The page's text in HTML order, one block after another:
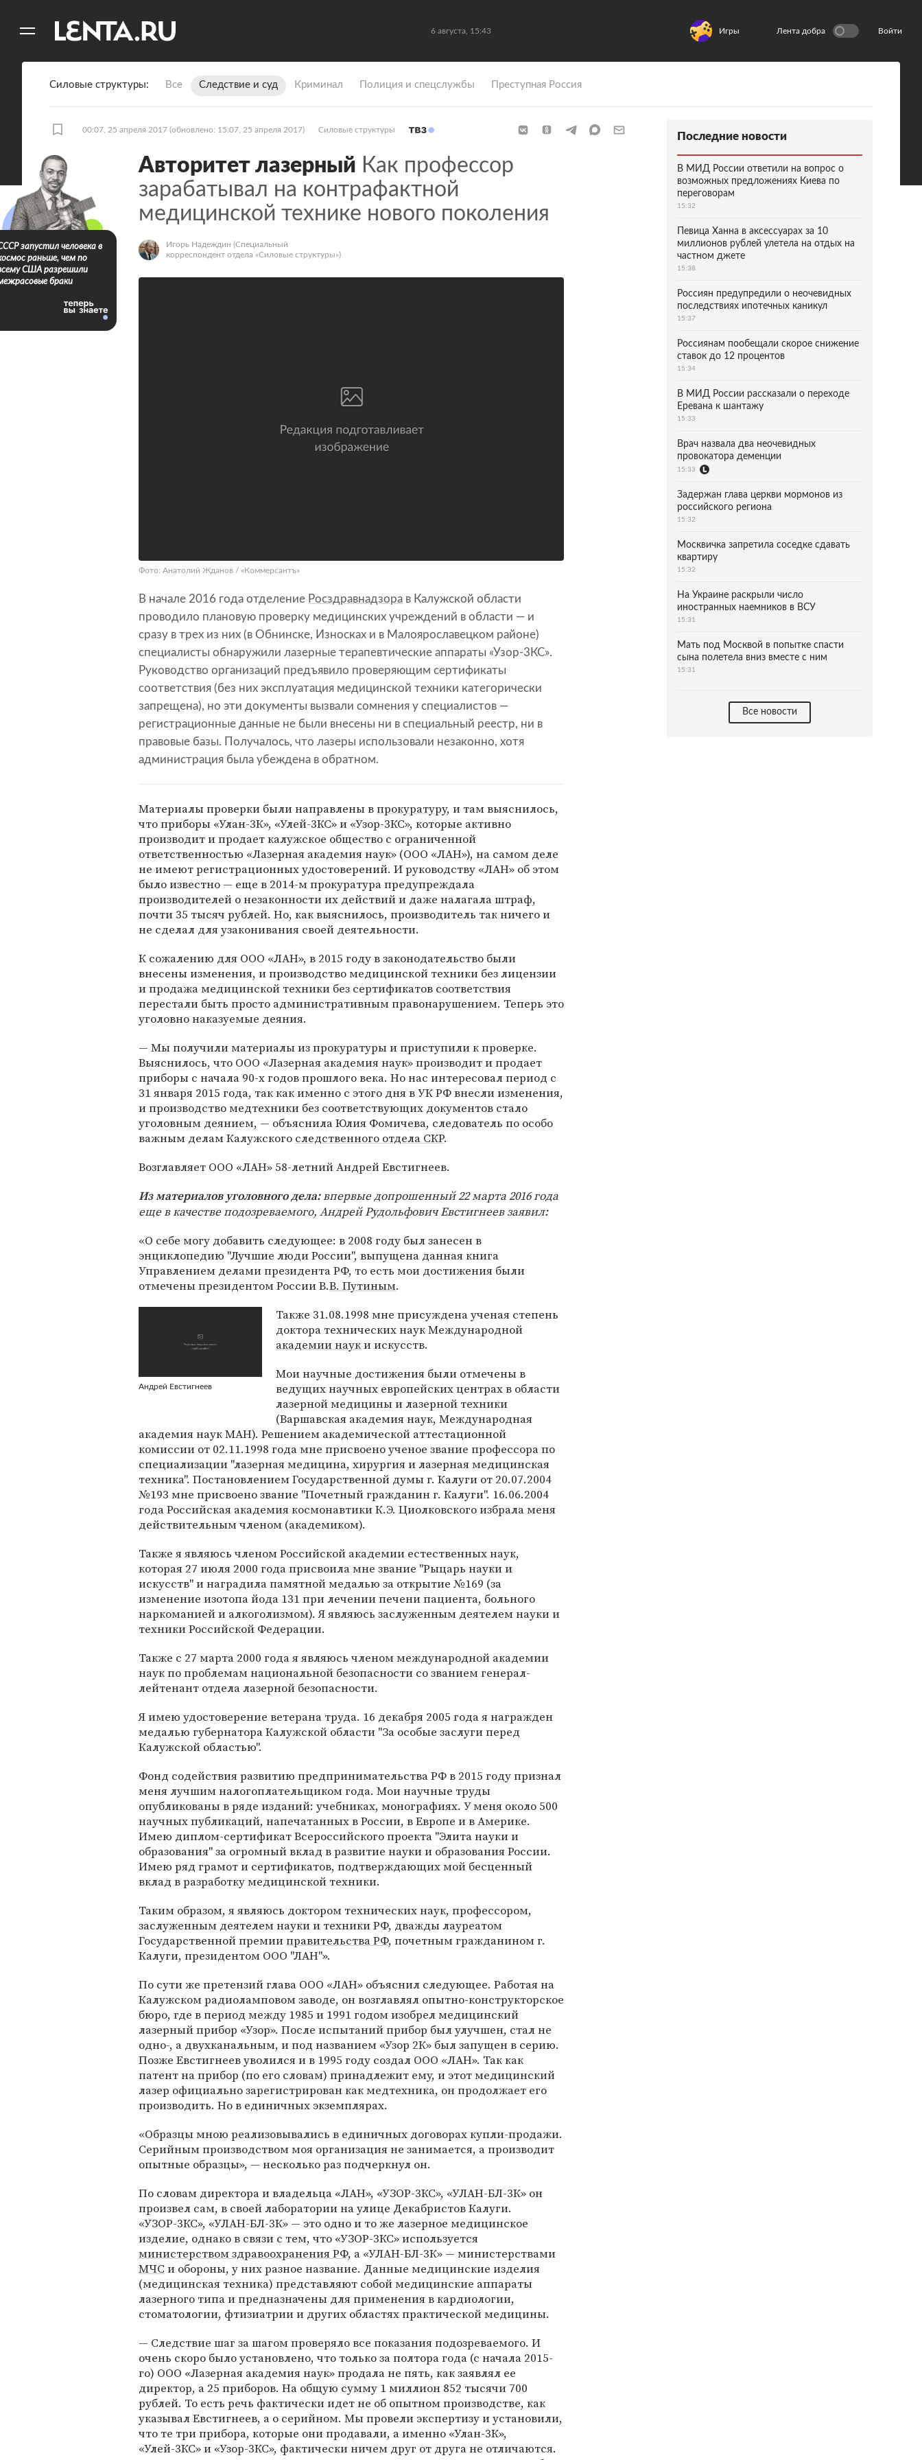
6 августа, 15:43 Игры Лента добра Войти
Силовые структуры Все Следствие и суд Криминал Полиция и спецслужбы Преступная Россия
00:07, 25 апреля 2017 (обновлено: 15:07, 25 апреля 2017) Силовые структуры
Авторитет лазерный Как профессор
зарабатывал на контрафактной
медицинской технике нового поколения
Игорь Надеждин (Специальный
корреспондент отдела «Силовые структуры»)
Фото: Анатолий Жданов / «Коммерсантъ»
В начале 2016 года отделение Росздравнадзора в Калужской области
проводило плановую проверку медицинских учреждений в области — и
сразу в трех из них (в Обнинске, Износках и в Малоярославецком районе)
специалисты обнаружили лазерные терапевтические аппараты «Узор-3КС».
Руководство организаций предъявило проверяющим сертификаты
соответствия (без них эксплуатация медицинской техники категорически
запрещена), но эти документы вызвали сомнения у специалистов —
регистрационные данные не были внесены ни в специальный реестр, ни в
правовые базы. Получалось, что лазеры использовали незаконно, хотя
администрация была убеждена в обратном.
Материалы проверки были направлены впрокуратуру, и там выяснилось,
что приборы «Улан-3К», «Улей-3КС» и «Узор-3КС», которые активно
производит и продает калужское общество с ограниченной
ответственностью «Лазерная академия наук» (ООО «ЛАН»), на самом деле
не имеют регистрационных удостоверений. И руководству «ЛАН» об этом
было известно — еще в 2014-м прокуратура предупреждала
производителей о незаконности их действий и даже налагала штраф,
почти 35 тысяч рублей. Но, как выяснилось, производитель так ничего и
не сделал для узаконивания своей деятельности.
К сожалению для ООО «ЛАН», в 2015 году в законодательство были
внесены изменения, и производство медицинской техники без лицензии
и продажа медицинской техники без сертификатов соответствия
перестали быть просто административным правонарушением. Теперь это
уголовно наказуемые деяния.
— Мы получили материалы из прокуратуры и приступили к проверке.
Выяснилось, что ООО «Лазерная академия наук» производит и продает
приборы с начала 90-х годов прошлого века. Но нас интересовал период с
31 января 2015 года, так как именно с этого дня в УК РФ внесли изменения,
и производство медтехники без соответствующих документов стало
уголовным деянием, — объяснила Юлия Фомичева, следователь по особо
важным делам Калужского следственного отдела СКР.
Возглавляет ООО «ЛАН» 58-летний Андрей Евстигнеев.
Из материалов уголовного дела: впервые допрошенный 22 марта 2016 года
еще в качестве подозреваемого, Андрей Рудольфович Евстигнеев заявил:
«О себе могу добавить следующее: в 2008 году был занесен в
энциклопедию "Лучшие люди России", выпущена данная книга
Управлением делами президента РФ, то есть мои достижения были
отмечены президентом России В.В. Путиным.
Андрей Евстигнеев
Также 31.08.1998 мне присуждена ученая степень
доктора технических наук Международной
академии науки искусств.
Мои научные достижения были отмечены в
ведущих научных европейских центрах в области
лазерной медицины и лазерной техники
(Варшавская академия наук, Международная
академия наук МАН). Решением академической аттестационной
комиссии от 02.11.1998 года мне присвоено ученое звание профессора по
специализации "лазерная медицина, хирургия и лазерная медицинская
техника". Постановлением Государственной думы г. Калуги от 20.07.2004
№193 мне присвоено звание "Почетный гражданин г. Калуги". 16.06.2004
года Российская академия космонавтики К.Э. Циолковского избрала меня
действительным членом (академиком).
Также я являюсь членом Российской академии естественных наук,
которая 27 июля 2000 года присвоила мне звание "Рыцарь науки и
искусств" и наградила памятной медалью за открытие №169 (за
изменение изотопа йода 131 при лечении печени пациента, больного
наркоманией и алкоголизмом). Я являюсь заслуженным деятелем науки и
техники Российской Федерации.
Также с 27 марта 2000 года я являюсь членом международной академии
наук по проблемам национальной безопасности со званием генерал-
лейтенант отдела лазерной безопасности.
Я имею удостоверение ветерана труда. 16 декабря 2005 года я награжден
медалью губернатора Калужской области "За особые заслуги перед
Калужской областью".
Фонд содействия развитию предпринимательства РФ в 2015 году признал
меня лучшим налогоплательщиком года. Мои научные труды
опубликованы в ряде изданий: учебниках, монографиях. У меня около 500
научных публикаций, напечатанных в России, в Европе и в Америке.
Имею диплом-сертификат Всероссийского проекта "Элита науки и
образования" за огромный вклад в развитие науки и образования России.
Имею ряд грамот и сертификатов, подтверждающих мой бесценный
вклад в разработку медицинской техники.
Таким образом, я являюсь доктором технических наук, профессором,
заслуженным деятелем науки и техники РФ, дважды лауреатом
Государственной премииправительства РФ, почетным гражданином г.
Калуги, президентом ООО "ЛАН"».
По сути же претензий глава ООО «ЛАН» объяснил следующее. Работая на
Калужском радиоламповом заводе, он возглавлял опытно-конструкторское
бюро, где в период между 1985 и 1991 годом изобрел медицинский
лазерный прибор «Узор». После испытаний прибор был улучшен, стал не
одно-, а двухканальным, и под названием «Узор 2К» был запущен в серию.
Позже Евстигнеев уволился и в 1995 году создал ООО «ЛАН». Так как
патент на прибор (по его словам) принадлежит ему, и этот медицинский
лазер официально зарегистрирован как медтехника, он продолжает его
производить. Но в единичных экземплярах.
«Образцы мною реализовывались в единичных договорах купли-продажи.
Серийным производством моя организация не занимается, а производит
опытные образцы», — несколько раз подчеркнул он.
По словам директора и владельца «ЛАН», «УЗОР-3КС», «УЛАН-БЛ-3К» он
произвел сам, в своей лаборатории на улице Декабристов Калуги.
«УЗОР-3КС», «УЛАН-БЛ-3К» — это одно и то же лазерное медицинское
изделие, однако в связи с тем, что «УЗОР-3КС» используется
министерством здравоохранения РФ, а «УЛАН-БЛ-3К» — министерствами
МЧС и обороны, у них разное название. Данные медицинские изделия
(медицинская техника) представляют собой медицинские аппараты
лазерного типа и предназначены для применения в кардиологии,
стоматологии, фтизиатрии и других областях практической медицины.
— Следствие шаг за шагом проверяло все показания подозреваемого. И
очень скоро было установлено, что только за полтора года (с начала 2015-
го) ООО «Лазерная академия наук» продала не пять, как заявлял ее
директор, а 25 приборов. На общую сумму 1 миллион 852 тысячи 700
рублей. То есть речь фактически идет не об опытном производстве, как
указывал Евстигнеев, а о серийном. Мы провели экспертизу и установили,
что те три прибора, которые они продавали, а именно «Улан-3К»,
«Улей-3КС» и «Узор-3КС», фактически ничем друг от друга не отличаются.
запустил человека в
раньше, чем по
США разрешили
браки
Последние новости
В МИД России ответили на вопрос о
возможных предложениях Киева по
переговорам
15:32
Певица Ханна в аксессуарах за 10
миллионов рублей улетела на отдых на
частном джете
15:38
Россиян предупредили о неочевидных
последствиях ипотечных каникул
15:37
Россиянам пообещали скорое снижение
ставок до 12 процентов
15:34
В МИД России рассказали о переходе
Еревана к шантажу
15:33
Врач назвала два неочевидных
провокатора деменции
15:33
Задержан глава церкви мормонов из
российского региона
15:32
Москвичка запретила соседке сдавать
квартиру
15:32
На Украине раскрыли число
иностранных наемников в ВСУ
15:31
Мать под Москвой в попытке спасти
сына полетела вниз вместе с ним
15:31
Все новости